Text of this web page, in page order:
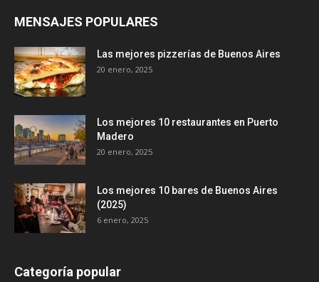
MENSAJES POPULARES
Las mejores pizzerías de Buenos Aires
20 enero, 2025
Los mejores 10 restaurantes en Puerto
Madero
20 enero, 2025
Los mejores 10 bares de Buenos Aires
(2025)
6 enero, 2025
Categoría popular